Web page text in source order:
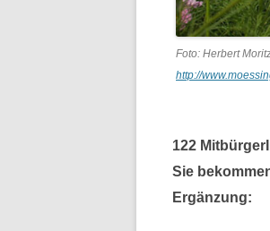
Foto: Herbert
http://
122
Sie
Ergänzung: